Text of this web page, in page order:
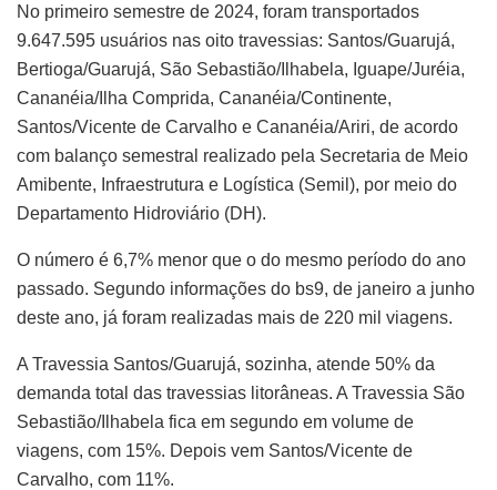
No primeiro semestre de 2024, foram transportados
9.647.595 usuários nas oito travessias: Santos/Guarujá,
Bertioga/Guarujá, São Sebastião/Ilhabela, Iguape/Juréia,
Cananéia/Ilha Comprida, Cananéia/Continente,
Santos/Vicente de Carvalho e Cananéia/Ariri, de acordo
com balanço semestral realizado pela Secretaria de Meio
Amibente, Infraestrutura e Logística (Semil), por meio do
Departamento Hidroviário (DH).
O número é 6,7% menor que o do mesmo período do ano
passado. Segundo informações do bs9, de janeiro a junho
deste ano, já foram realizadas mais de 220 mil viagens.
A Travessia Santos/Guarujá, sozinha, atende 50% da
demanda total das travessias litorâneas. A Travessia São
Sebastião/Ilhabela fica em segundo em volume de
viagens, com 15%. Depois vem Santos/Vicente de
Carvalho, com 11%.